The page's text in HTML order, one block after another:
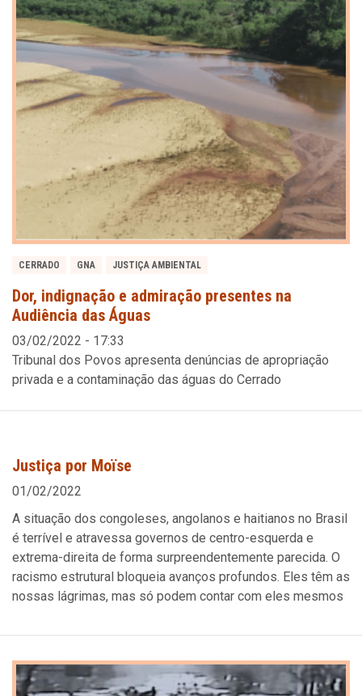
CERRADO GNA JUSTIÇA AMBIENTAL
Dor, indignação e admiração presentes na
Audiência das Águas
03/02/2022 - 17:33
Tribunal dos Povos apresenta denúncias de apropriação
privada e a contaminação das águas do Cerrado
Justiça por Moïse
01/02/2022
A situação dos congoleses, angolanos e haitianos no Brasil
é terrível e atravessa governos de centro-esquerda e
extrema-direita de forma surpreendentemente parecida. O
racismo estrutural bloqueia avanços profundos. Eles têm as
nossas lágrimas, mas só podem contar com eles mesmos